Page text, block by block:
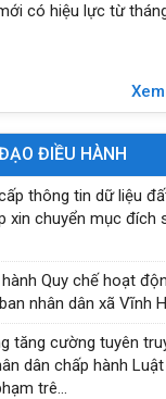
có hiệu lực từ
ĐIỀU HÀNH
thông tin dữ liệu
xin chuyển mục đích
Quy chế hoạt
nhân dân xã Vĩnh
tăng cường tuyên
dân chấp hành
trê...
trình tự bỏ phiếu,